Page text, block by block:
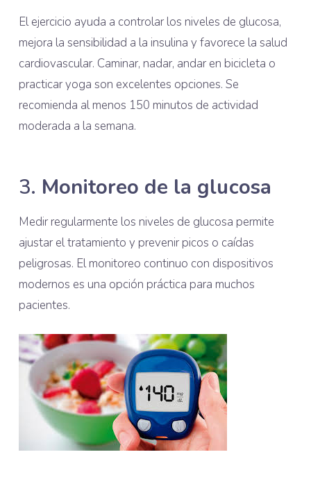
El ejercicio ayuda a controlar los niveles de glucosa,
mejora la sensibilidad a la insulina y favorece la salud
cardiovascular. Caminar, nadar, andar en bicicleta o
practicar yoga son excelentes opciones. Se
recomienda al menos 150 minutos de actividad
moderada a la semana.
3. Monitoreo de la glucosa
Medir regularmente los niveles de glucosa permite
ajustar el tratamiento y prevenir picos o caídas
peligrosas. El monitoreo continuo con dispositivos
modernos es una opción práctica para muchos
pacientes.